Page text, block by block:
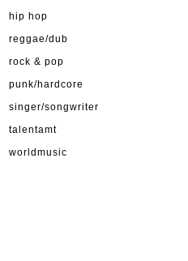
hip hop
reggae/dub
rock & pop
punk/hardcore
singer/songwriter
talentamt
worldmusic